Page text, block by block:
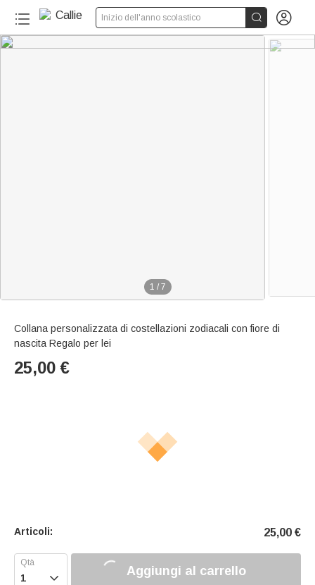
Inizio dell'anno scolastico  
1 / 7
Collana personalizzata di costellazioni zodiacali con fiore di
nascita Regalo per lei
25,00 €
Articoli: 25,00 €
 Aggiungi al carrello